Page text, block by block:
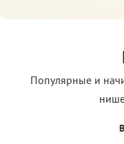
Популярные и